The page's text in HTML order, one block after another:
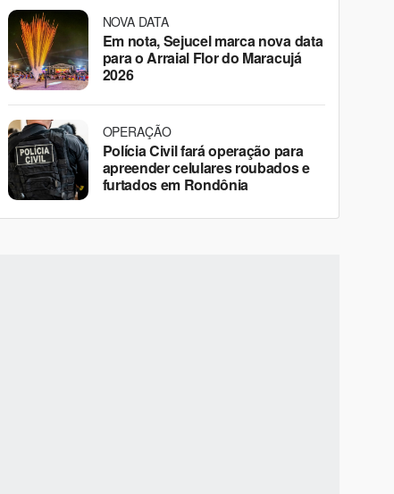
NOVA DATA
Em nota, Sejucel marca nova data
para o Arraial Flor do Maracujá
2026
OPERAÇÃO
Polícia Civil fará operação para
apreender celulares roubados e
furtados em Rondônia